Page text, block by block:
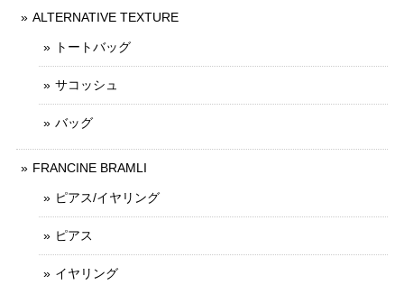
ALTERNATIVE TEXTURE
トートバッグ
サコッシュ
バッグ
FRANCINE BRAMLI
ピアス/イヤリング
ピアス
イヤリング